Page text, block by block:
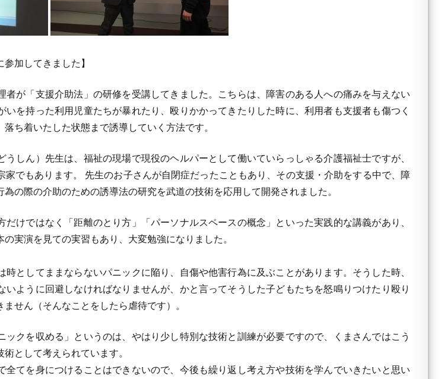
参加してきました】
が「支援介助法」の研修を受講してきました。こちらは、障害のある人への痛みを与えない
いを持った利用児童たちが暴れたり、殴りかかってきたりした時に、利用者も支援者も傷つく
ち着いたした状態まで誘導していく方法です。
しん）先生は、福祉の現場で現役のヘルパーとして働いていらっしゃる介護福祉士ですが、
家でもあります。 先生のお子さんが自閉症だったこともあり、その支援・介助をする中で、障
の際の介助のための誘導法の研究を武道の技術を応用して開発されました。
けではなく「距離のとり方」「パーソナルスペースの概念」といった実践的な講義があり、
実演を見ての実習もあり、大変勉強になりました。
としてままならないパニックに陥り、自傷や他害行為に及ぶことがあります。そうした時、
いように回避しなければなりませんが、かと言ってそうした子どもたちを怒鳴りつけたり殴り
せん（そんなことをしたら虐待です）。
クを収める」というのは、やはり少し特別な技術と訓練が必要ですので、くまさんではこう
として考えられています。
てを身につけることはできないので、今後も繰り返し考え方や技術を学んでいきたいと思い